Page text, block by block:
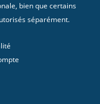
, bien que certains
séparément.